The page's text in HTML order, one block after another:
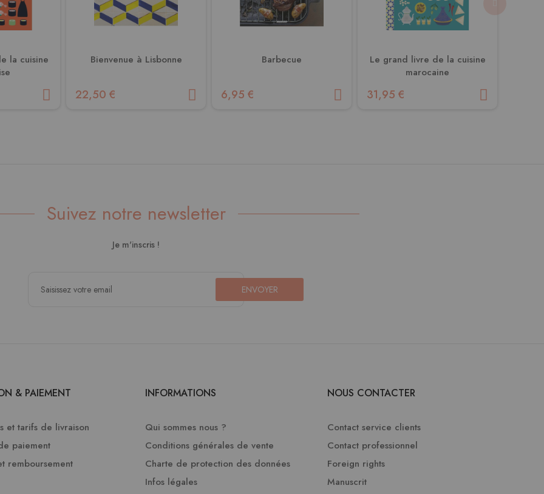
la cuisine
Bienvenue à Lisbonne
22,50 €
Barbecue
6,95 €
Le grand livre de la cuisine
marocaine
31,95 €
Suivez notre newsletter
Je m'inscris !
ENVOYER
& PAIEMENT
et tarifs de livraison
paiement
remboursement
INFORMATIONS
Qui sommes nous ?
Conditions générales de vente
Charte de protection des données
Infos légales
NOUS CONTACTER
Contact service clients
Contact professionnel
Foreign rights
Manuscrit